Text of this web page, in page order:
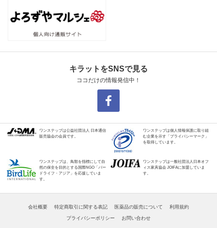
キラットをSNSで見る
ココだけの情報発信中！
ワンステップは公益社団法人 日本通信
販売協会の会員です。
ワンステップは個人情報保護に取り組
む企業を示す「プライバシーマーク」
を取得しています。
ワンステップは、鳥類を指標にして自
然の保全を目的とする国際NGO「バー
ドライフ・アジア」を応援していま
す。
ワンステップは一般社団法人日本オフ
ィス家具協会 JOIFAに加盟していま
す。
会社概要 特定商取引に関する表記 医薬品の販売について 利用規約
プライバシーポリシー お問い合わせ